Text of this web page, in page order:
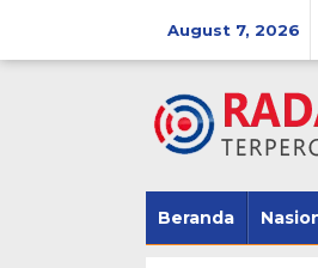
August 7, 2026
Beranda